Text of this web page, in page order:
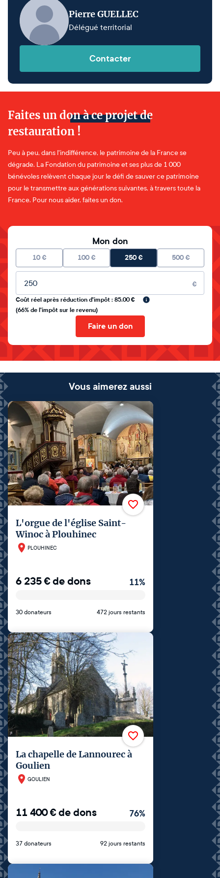
Pierre GUELLEC
Délégué territorial
Contacter
Faites un don à ce projet de
restauration !
Peu à peu, dans l'indifférence, le patrimoine de la France se
dégrade. La Fondation du patrimoine et ses plus de 1 000
bénévoles relèvent chaque jour le défi de sauver ce patrimoine
pour le transmettre aux générations suivantes, à travers toute la
France. Pour nous aider, faites un don.
Mon don
10 € 100 € 250€ 500 €
Montant libre
€
Coût réel après réduction d'impôt : 85.00 €
(66% de l'impôt sur le revenu)
Faire un don
Vous aimerez aussi
L'orgue de l'église Saint-
Winoc à Plouhinec
PLOUHINEC
6 235€de dons 11%
30 donateurs 472 jours restants
La chapelle de Lannourec à
Goulien
GOULIEN
11 400€de dons 76%
37 donateurs 92 jours restants